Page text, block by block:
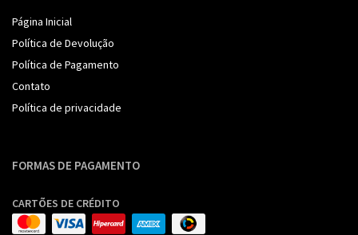
Página Inicial
Política de Devolução
Política de Pagamento
Contato
Política de privacidade
FORMAS DE PAGAMENTO
CARTÕES DE CRÉDITO